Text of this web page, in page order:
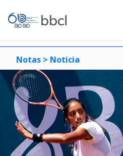
Notas > Noticia